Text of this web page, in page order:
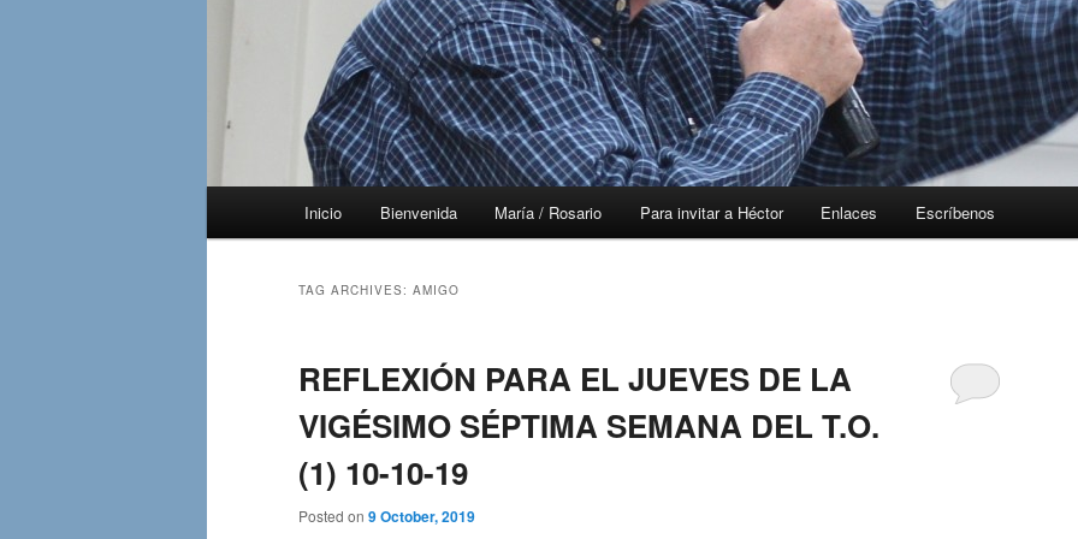
Inicio Bienvenida María / Rosario Para invitar a Héctor Enlaces Escríbenos
TAG ARCHIVES: AMIGO
REFLEXIÓN PARA EL JUEVES DE LA
VIGÉSIMO SÉPTIMA SEMANA DEL T.O.
(1) 10-10-19
Posted on 9 October, 2019